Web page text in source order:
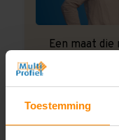
Toestemming
Een maat
experts werken